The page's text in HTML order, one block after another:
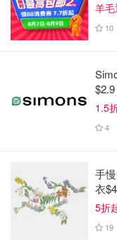
羊
10
$2.9
1.5
4
手
衣
5折
19